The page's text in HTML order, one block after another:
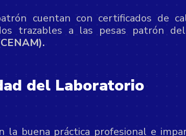
cuentan con certificados de
trazables a las pesas patrón del
del Laboratorio
la buena práctica profesional e